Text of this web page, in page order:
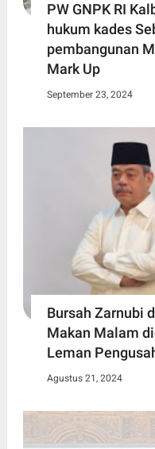
PW GNPK RI
hukum kades
pembangunan
Mark Up
September 23, 2024
Bursah Zarnubi
Makan Malam
Leman
Agustus 21, 2024